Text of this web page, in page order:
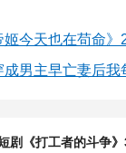
姬今天也在苟命
成男主早亡妻后
剧《打工者的斗争